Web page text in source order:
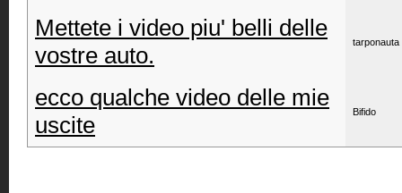
Mettete i video piu' belli delle
vostre auto.
tarponauta
ecco qualche video delle mie
uscite
Bifido